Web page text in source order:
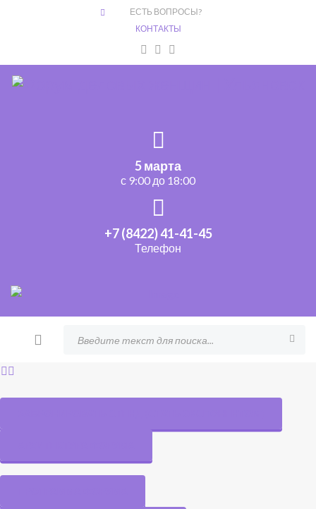
ЕСТЬ ВОПРОСЫ?
КОНТАКТЫ
5 марта
с 9:00 до 18:00
+7 (8422) 41-41-45
Телефон